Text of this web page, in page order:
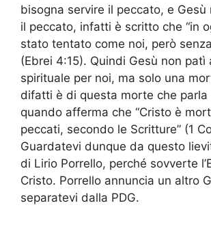
bisogna servire il peccato, e Gesù
il peccato, infatti è scritto che “in
stato tentato come noi, però
(Ebrei 4:15). Quindi Gesù non patì
spirituale per noi, ma solo una
difatti è di questa morte che parla
quando afferma che “Cristo è
peccati, secondo le Scritture” (1
Guardatevi dunque da questo
di Lirio Porrello, perché sovverte
Cristo. Porrello annuncia un altro
separatevi dalla PDG.